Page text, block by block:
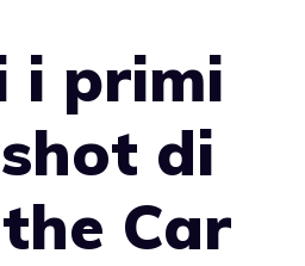
i primi
di
Car